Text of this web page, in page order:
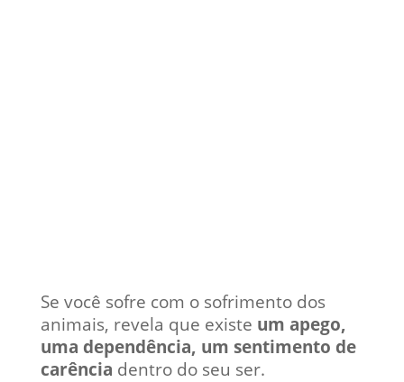
Se você sofre com o sofrimento dos
animais, revela que existe um apego,
uma dependência, um sentimento de
carência dentro do seu ser.